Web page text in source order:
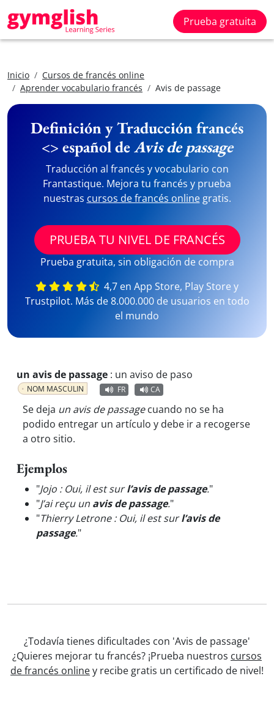
Prueba gratuita
Inicio
Cursos de francés online
Aprender vocabulario francés
Avis de passage
Definición y Traducción francés
<> español deAvis de passage
Traducción al francés y vocabulario con
Frantastique. Mejora tu francés y prueba
nuestras cursos de francés onlinegratis.
PRUEBA TU NIVEL DE FRANCÉS
Prueba gratuita, sin obligación de compra
4,7 en App Store, Play Store y
Trustpilot. Más de 8.000.000 de usuarios en todo
el mundo
un avis de passage : un aviso de paso
NOM MASCULIN FR CA
Se deja un avis de passagecuando no se ha
podido entregar un artículo y debe ir a recogerse
a otro sitio.
Ejemplos
"Jojo : Oui, il est surl’avis de passage."
"J’ai reçu un avis de passage."
"Thierry Letrone : Oui, il est surl’avis de
passage."
¿Todavía tienes dificultades con 'Avis de passage'
¿Quieres mejorar tu francés? ¡Prueba nuestros cursos
de francés onliney recibe gratis un certificado de nivel!